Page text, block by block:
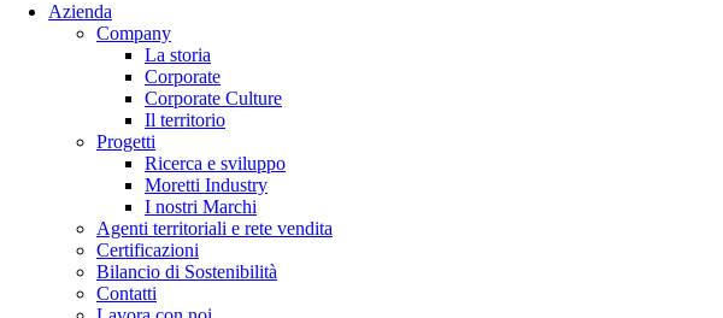
Azienda
Company
La storia
Corporate
Corporate Culture
Il territorio
Progetti
Ricerca e sviluppo
Moretti Industry
I nostri Marchi
Agenti territoriali e rete vendita
Certificazioni
Bilancio di Sostenibilità
Contatti